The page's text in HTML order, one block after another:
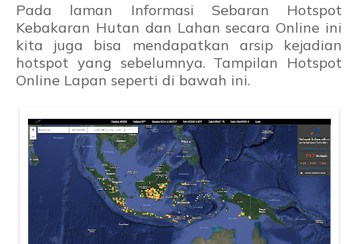
Pada laman Informasi Sebaran Hotspot
Kebakaran Hutan dan Lahan secara Online ini
kita juga bisa mendapatkan arsip kejadian
hotspot yang sebelumnya. Tampilan Hotspot
Online Lapan seperti di bawah ini.